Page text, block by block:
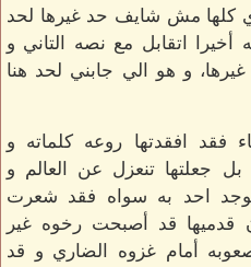
كلها مش شايف حد غيرها لحد
أخيرا اتقابل مع نصه التاني و
و هو الي جابني لحد هنا
فقد افقدتها روعه كلماته و
جعلتها تنعزل عن العالم و
يوجد احد به سواه فقد شعرت
قدميها قد أصبحت رخوه غير
أمام غزوه الضاري و قد